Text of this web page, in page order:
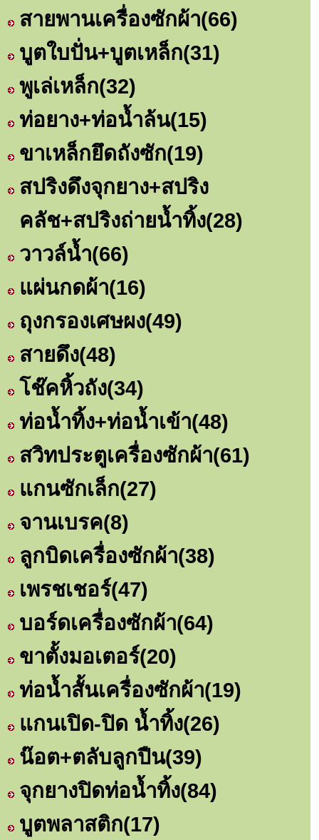
สายพานเครื่องซักผ้า(66)
บูตใบปั่น+บูตเหล็ก(31)
พูเล่เหล็ก(32)
ท่อยาง+ท่อน้ำล้น(15)
ขาเหล็กยึดถังซัก(19)
สปริงดึงจุกยาง+สปริง
คลัช+สปริงถ่ายน้ำทิ้ง(28)
วาวล์น้ำ(66)
แผ่นกดผ้า(16)
ถุงกรองเศษผง(49)
สายดึง(48)
โช๊คหิ้วถัง(34)
ท่อน้ำทิ้ง+ท่อน้ำเข้า(48)
สวิทประตูเครื่องซักผ้า(61)
แกนซักเล็ก(27)
จานเบรค(8)
ลูกบิดเครื่องซักผ้า(38)
เพรชเชอร์(47)
บอร์ดเครื่องซักผ้า(64)
ขาตั้งมอเตอร์(20)
ท่อน้ำสั้นเครื่องซักผ้า(19)
แกนเปิด-ปิด น้ำทิ้ง(26)
น๊อต+ตลับลูกปืน(39)
จุกยางปิดท่อน้ำทิ้ง(84)
บูตพลาสติก(17)